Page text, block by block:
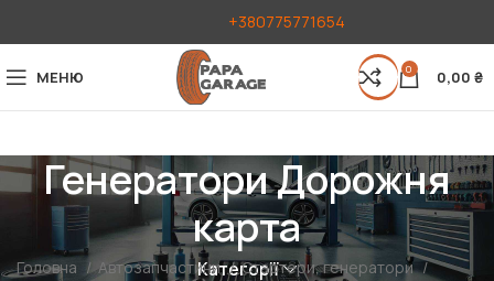
+380775771654
МЕНЮ 0 0,00 ₴
Генератори Дорожня
карта
Категорії
Головна Автозапчастини
Стартери, генератори